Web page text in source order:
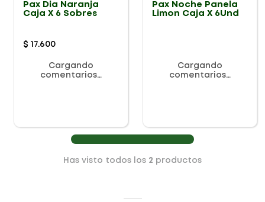
Pax Dia Naranja
Caja X 6 Sobres
$ 17.600
Cargando
comentarios…
Pax Noche Panela
Limon Caja X 6Und
Cargando
comentarios…
Has visto todos los 2 productos